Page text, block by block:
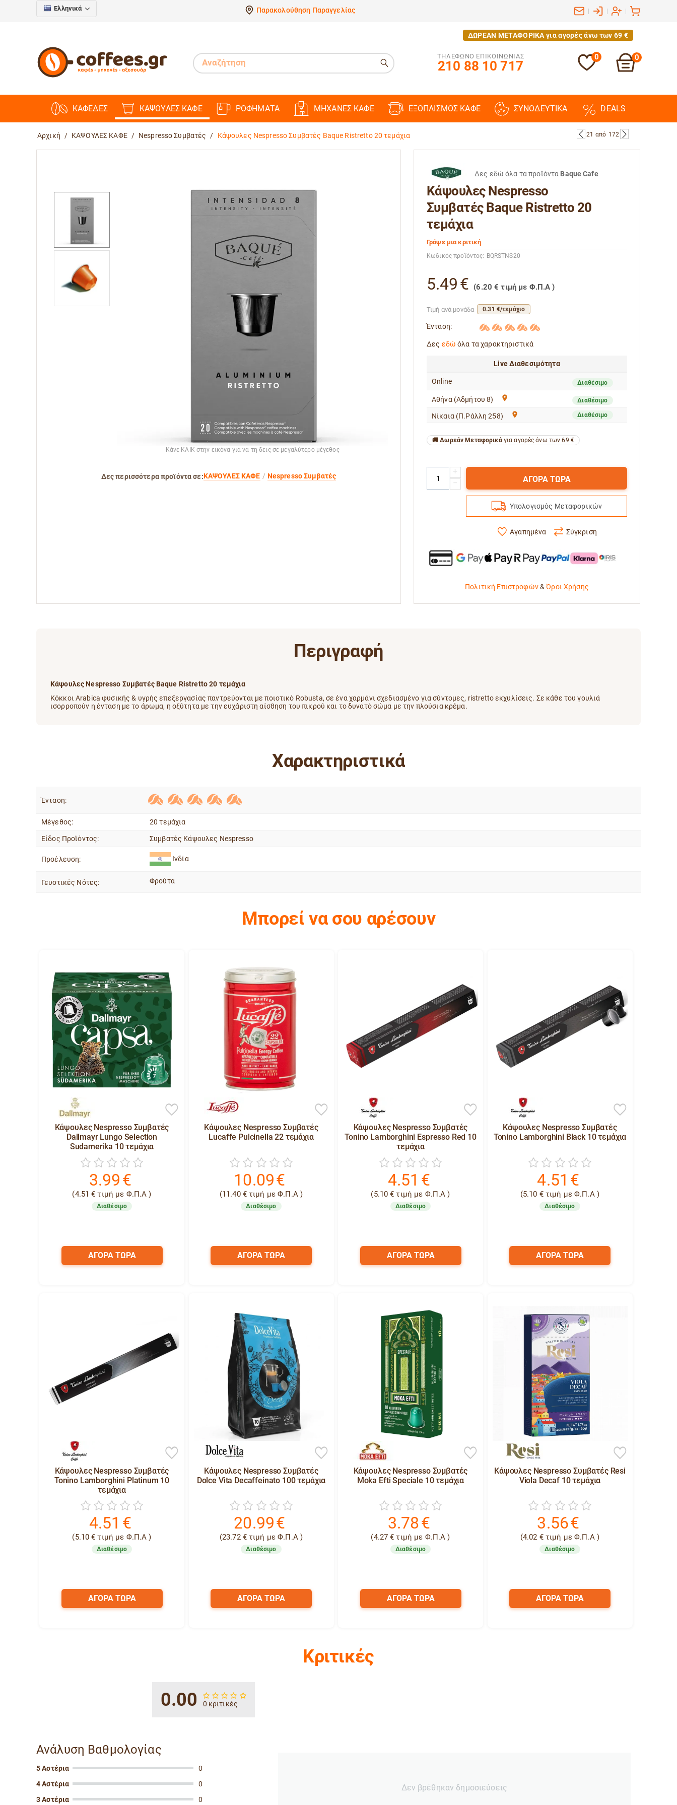
Ελληνικά Παρακολούθηση Παραγγελίας
ΔΩΡΕΑΝ ΜΕΤΑΦΟΡΙΚΑ για αγορές άνω των 69 €
ΤΗΛΕΦΩΝΟ ΕΠΙΚΟΙΝΩΝΙΑΣ
210 88 10 717
0 0
ΚΑΦΕΔΕΣ ΚΑΨΟΥΛΕΣ ΚΑΦΕ ΡΟΦΗΜΑΤΑ ΜΗΧΑΝΕΣ ΚΑΦΕ ΕΞΟΠΛΙΣΜΟΣ ΚΑΦΕ ΣΥΝΟΔΕΥΤΙΚΑ DEALS
Αρχική / ΚΑΨΟΥΛΕΣ ΚΑΦΕ / Nespresso Συμβατές / Κάψουλες Nespresso Συμβατές Baque Ristretto 20 τεμάχια 21 από 172
Κάνε ΚΛΙΚ στην εικόνα για να τη δεις σε μεγαλύτερο μέγεθος
Δες περισσότερα προϊόντα σε:ΚΑΨΟΥΛΕΣ ΚΑΦΕ Nespresso Συμβατές
Δες εδώ όλα τα προϊόντα Baque Cafe
Κάψουλες Nespresso
Συμβατές Baque Ristretto 20
τεμάχια
Γράψε μια κριτική
Κωδικός προϊόντος: BQRSTNS20
5.49€ (6.20 € τιμή με Φ.Π.Α )
Τιμή ανά μονάδα 0.31 €/τεμάχιο
Ένταση:
Δες εδώ όλα τα χαρακτηριστικά
Live Διαθεσιμότητα
Online Διαθέσιμο
Αθήνα (Αδμήτου 8) Διαθέσιμο
Νίκαια (Π.Ράλλη 258) Διαθέσιμο
Δωρεάν Μεταφορικά για αγορές άνω των 69 €
+
−
ΑΓΟΡΑ ΤΩΡΑ
Υπολογισμός Μεταφορικών
Αγαπημένα Σύγκριση
Πολιτική Επιστροφών&Όροι Χρήσης
Περιγραφή
Κάψουλες Nespresso Συμβατές Baque Ristretto 20 τεμάχια
Κόκκοι Arabica φυσικής & υγρής επεξεργασίας παντρεύονται με ποιοτικό Robusta, σε ένα χαρμάνι σχεδιασμένο για σύντομες, ristretto εκχυλίσεις. Σε κάθε του γουλιά
ισορροπούν η ένταση με το άρωμα, η οξύτητα με την ευχάριστη αίσθηση του πικρού και το δυνατό σώμα με την πλούσια κρέμα.
Χαρακτηριστικά
Ένταση:
Μέγεθος: 20 τεμάχια
Είδος Προϊόντος: Συμβατές Κάψουλες Nespresso
Προέλευση: Ινδία
Γευστικές Νότες: Φρούτα
Μπορεί να σου αρέσουν
Κάψουλες Nespresso Συμβατές
Dallmayr Lungo Selection
Sudamerika 10 τεμάχια
3.99€
(4.51 € τιμή με Φ.Π.Α )
Διαθέσιμο
ΑΓΟΡΑ ΤΩΡΑ
Κάψουλες Nespresso Συμβατές
Lucaffe Pulcinella 22 τεμάχια
10.09€
(11.40 €τιμή με Φ.Π.Α )
Διαθέσιμο
ΑΓΟΡΑ ΤΩΡΑ
Κάψουλες Nespresso Συμβατές
Tonino Lamborghini Espresso Red 10
τεμάχια
4.51 €
(5.10 € τιμή με Φ.Π.Α )
Διαθέσιμο
ΑΓΟΡΑ ΤΩΡΑ
Κάψουλες Nespresso Συμβατές
Tonino Lamborghini Black 10 τεμάχια
4.51 €
(5.10 €τιμή με Φ.Π.Α )
Διαθέσιμο
ΑΓΟΡΑ ΤΩΡΑ
Κάψουλες Nespresso Συμβατές
Tonino Lamborghini Platinum 10
τεμάχια
4.51 €
(5.10 € τιμή με Φ.Π.Α )
Διαθέσιμο
ΑΓΟΡΑ ΤΩΡΑ
Κάψουλες Nespresso Συμβατές
Dolce Vita Decaffeinato 100 τεμάχια
20.99€
(23.72 €τιμή με Φ.Π.Α )
Διαθέσιμο
ΑΓΟΡΑ ΤΩΡΑ
Κάψουλες Nespresso Συμβατές
Moka Efti Speciale 10 τεμάχια
3.78€
(4.27 € τιμή με Φ.Π.Α )
Διαθέσιμο
ΑΓΟΡΑ ΤΩΡΑ
Κάψουλες Nespresso Συμβατές Resi
Viola Decaf 10 τεμάχια
3.56€
(4.02 €τιμή με Φ.Π.Α )
Διαθέσιμο
ΑΓΟΡΑ ΤΩΡΑ
Κριτικές
0.00 0 κριτικές
Ανάλυση Βαθμολογίας
5 Αστέρια
0
4 Αστέρια
0
3 Αστέρια
0
Δεν βρέθηκαν δημοσιεύσεις